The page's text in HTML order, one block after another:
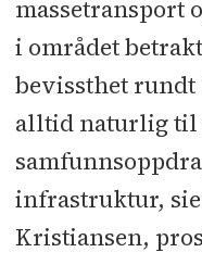
massetransport
i området
bevissthet
alltid naturlig til
infrastruktur,
Kristiansen,